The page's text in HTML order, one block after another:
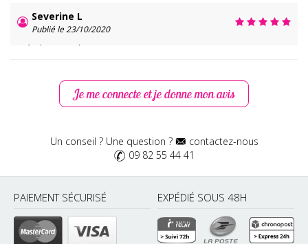
Severine L
Publié le 23/10/2020
Très bon produit
Corinne V
Publié le 30/09/2020
Réponse de Belle au Naturel
tout cas nous sommes ravis d'apprendre que vos produits vous ont
plu. En plus les produits bio sont riches en éléments nutritifs, qui sont
très essentiels pour maintenir une peau en bonne santé. Nous ne
pouvant qu'être gagnants en les consommant. Quoi de mieux que
d’être belle au naturel ? A très bientôt pour de nouvelles découvertes!
Belle journée à vous. Stéphanie-Responsable du service clientèle
Je me connecte et je donne mon avis
Un conseil ? Une question ?
contactez-nous
09 82 55 44 41
PAIEMENT SÉCURISÉ EXPÉDIÉ SOUS 48H